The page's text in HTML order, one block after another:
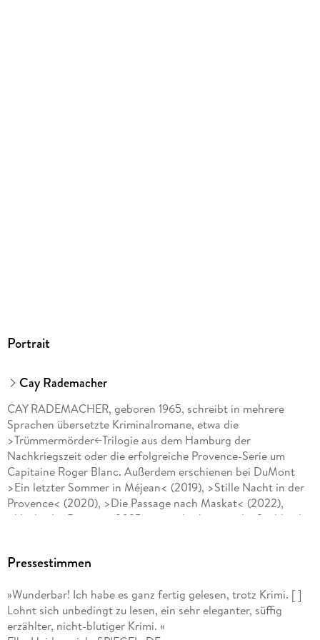
Portrait
Cay Rademacher
CAY RADEMACHER, geboren 1965, schreibt in mehrere
Sprachen übersetzte Kriminalromane, etwa die
>Trümmermörder<-Trilogie aus dem Hamburg der
Nachkriegszeit oder die erfolgreiche Provence-Serie um
Capitaine Roger Blanc. Außerdem erschienen bei DuMont
>Ein letzter Sommer in Méjean< (2019), >Stille Nacht in der
Provence< (2020), >Die Passage nach Maskat< (2022),
>Nacht der Ruinen< (2025) sowie das historische Sachbuch
Pressestimmen
»Wunderbar! Ich habe es ganz fertig gelesen, trotz Krimi. [ ]
Lohnt sich unbedingt zu lesen, ein sehr eleganter, süffig
erzählter, nicht-blutiger Krimi. «